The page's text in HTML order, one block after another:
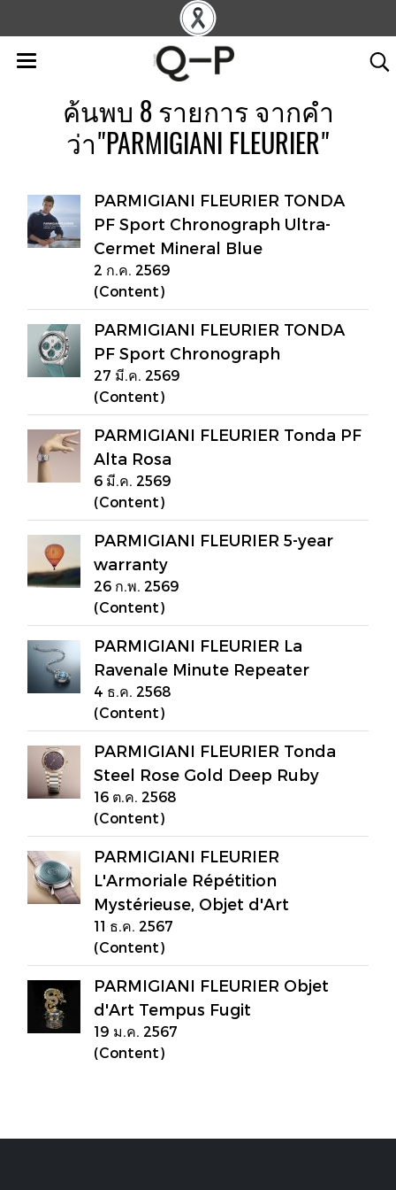
ค้นพบ 8 รายการ จากคำ
ว่า"PARMIGIANI FLEURIER"
PARMIGIANI FLEURIER TONDA
PF Sport Chronograph Ultra-
Cermet Mineral Blue
2 ก.ค. 2569
(Content)
PARMIGIANI FLEURIER TONDA
PF Sport Chronograph
27 มี.ค. 2569
(Content)
PARMIGIANI FLEURIER Tonda PF
Alta Rosa
6 มี.ค. 2569
(Content)
PARMIGIANI FLEURIER 5-year
warranty
26 ก.พ. 2569
(Content)
PARMIGIANI FLEURIER La
Ravenale Minute Repeater
4 ธ.ค. 2568
(Content)
PARMIGIANI FLEURIER Tonda
Steel Rose Gold Deep Ruby
16 ต.ค. 2568
(Content)
PARMIGIANI FLEURIER
L'Armoriale Répétition
Mystérieuse, Objet d'Art
11 ธ.ค. 2567
(Content)
PARMIGIANI FLEURIER Objet
d'Art Tempus Fugit
19 ม.ค. 2567
(Content)